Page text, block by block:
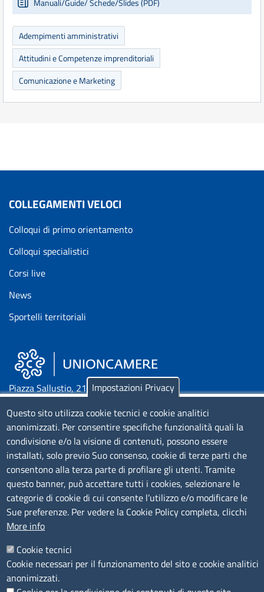
Manuali/Guide/ Schede/Slides (PDF)
Adempimenti amministrativi
Attitudini e Competenze imprenditoriali
Comunicazione e Marketing
COLLEGAMENTI VELOCI
Colloqui di primo orientamento
Colloqui specialistici
Corsi live
News
Sportelli territoriali
Piazza Sallustio, 21 - 00187 Roma
EMAIL: info.sni@unioncamere.it
C.F.: 01484460587
P.Iva: 01000211001
SERVIZIO REALIZZATO DA
Impostazioni Privacy
Questo sito utilizza cookie tecnici e cookie analitici
anonimizzati. Per consentire specifiche funzionalità quali la
condivisione e/o la visione di contenuti, possono essere
installati, solo previo Suo consenso, cookie di terze parti che
consentono alla terza parte di profilare gli utenti. Tramite
questo banner, può accettare tutti i cookies, selezionare le
categorie di cookie di cui consente l’utilizzo e/o modificare le
Sue preferenze. Per vedere la Cookie Policy completa, clicchi
More info
Cookie tecnici
Cookie necessari per il funzionamento del sito e cookie analitici
anonimizzati.